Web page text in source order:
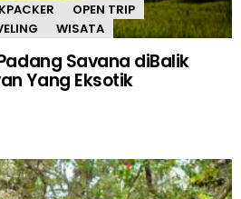
OPEN TRIP
WISATA
Savana diBalik
Yang Eksotik